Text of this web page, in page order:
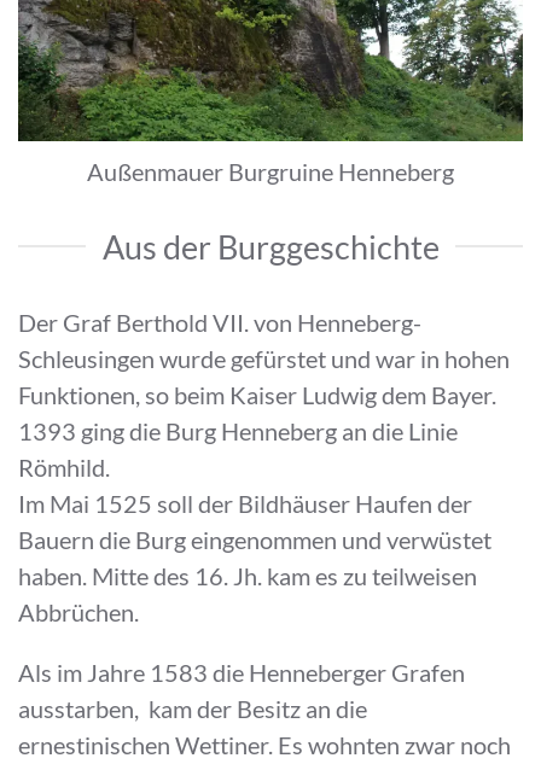
Außenmauer Burgruine Henneberg
Aus der Burggeschichte
Der Graf Berthold VII. von Henneberg-
Schleusingen wurde gefürstet und war in hohen
Funktionen, so beim Kaiser Ludwig dem Bayer.
1393 ging die Burg Henneberg an die Linie
Römhild.
Im Mai 1525 soll der Bildhäuser Haufen der
Bauern die Burg eingenommen und verwüstet
haben. Mitte des 16. Jh. kam es zu teilweisen
Abbrüchen.
Als im Jahre 1583 die Henneberger Grafen
ausstarben, kam der Besitz an die
ernestinischen Wettiner. Es wohnten zwar noch